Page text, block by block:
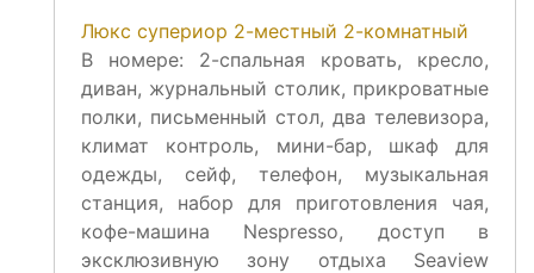
Люкс супериор 2-местный 2-комнатный
В номере: 2-спальная кровать, кресло,
диван, журнальный столик, прикроватные
полки, письменный стол, два телевизора,
климат контроль, мини-бар, шкаф для
одежды, сейф, телефон, музыкальная
станция, набор для приготовления чая,
кофе-машина Nespresso, доступ в
эксклюзивную зону отдыха Seaview